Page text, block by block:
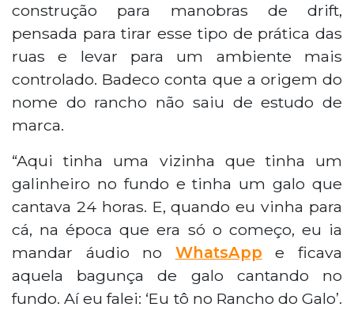
construção para manobras de drift,
pensada para tirar esse tipo de prática das
ruas e levar para um ambiente mais
controlado. Badeco conta que a origem do
nome do rancho não saiu de estudo de
marca.
“Aqui tinha uma vizinha que tinha um
galinheiro no fundo e tinha um galo que
cantava 24 horas. E, quando eu vinha para
cá, na época que era só o começo, eu ia
mandar áudio no WhatsApp e ficava
aquela bagunça de galo cantando no
fundo. Aí eu falei: ‘Eu tô no Rancho do Galo’.